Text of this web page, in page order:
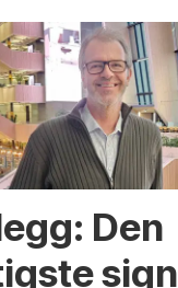
Den